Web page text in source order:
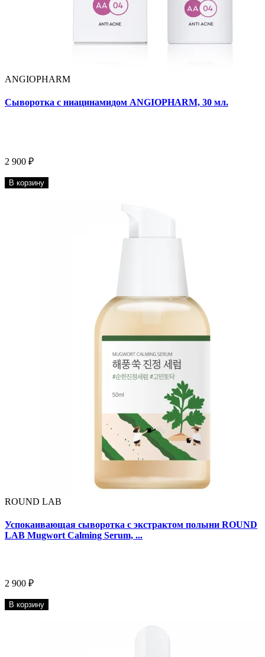
ANGIOPHARM
Сыворотка с ниацинамидом ANGIOPHARM, 30 мл.
2 900 ₽
В корзину
ROUND LAB
Успокаивающая сыворотка с экстрактом полыни ROUND
LAB Mugwort Calming Serum, ...
2 900 ₽
В корзину